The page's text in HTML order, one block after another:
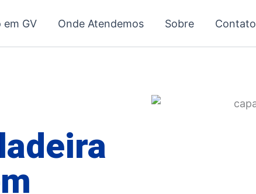
em GV Onde Atendemos Sobre Contato